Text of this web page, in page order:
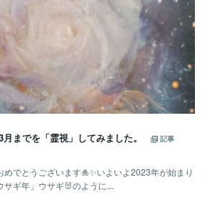
までを「霊視」してみました。
記事
でとうございます🎍✨いよいよ2023年が始まり
ギ年」ウサギ🐰のように...